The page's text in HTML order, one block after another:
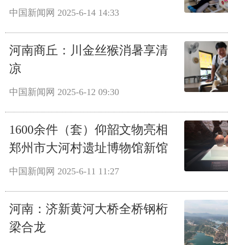
中国新闻网 2025-6-14 14:33
河南商丘：川金丝猴消暑享清
凉
中国新闻网 2025-6-12 09:30
1600余件（套）仰韶文物亮相
郑州市大河村遗址博物馆新馆
中国新闻网 2025-6-11 11:27
河南：济新黄河大桥全桥钢桁
梁合龙